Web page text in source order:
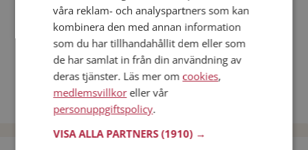
Fler singlar
Andra singlar från Luleå
Män från Luleå
Dejta kvinnor i Sverige
Dejta män i Sverige
våra reklam- och analyspartners som kan
kombinera den med annan information
som du har tillhandahållit dem eller som
de har samlat in från din användning av
deras tjänster. Läs mer om cookies,
medlemsvillkoreller vår
personuppgiftspolicy.
VISA ALLA PARTNERS(1910) →